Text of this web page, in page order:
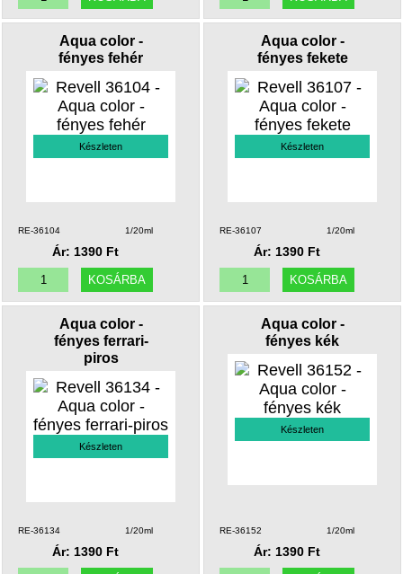
Aqua color -
fényes fehér
Készleten
RE-36104 1/20ml
Ár: 1390 Ft
Aqua color -
fényes fekete
Készleten
RE-36107 1/20ml
Ár: 1390 Ft
Aqua color -
fényes ferrari-
piros
Készleten
RE-36134 1/20ml
Ár: 1390 Ft
Aqua color -
fényes kék
Készleten
RE-36152 1/20ml
Ár: 1390 Ft